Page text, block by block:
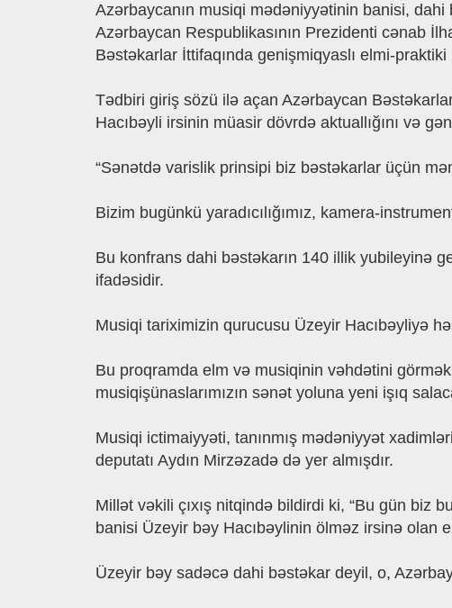
​Azərbaycanın musiqi mədəniyyətinin banisi,
Azərbaycan Respublikasının Prezidenti cənab
Bəstəkarlar İttifaqında genişmiqyaslı elmi-
Tədbiri giriş sözü ilə açan Azərbaycan
Hacıbəyli irsinin müasir dövrdə aktuallığını və
“Sənətdə varislik prinsipi biz bəstəkarlar üçün
Bizim bugünkü yaradıcılığımız, kamera-
Bu konfrans dahi bəstəkarın 140 illik yubileyinə
ifadəsidir.
Musiqi tariximizin qurucusu Üzeyir Hacıbəyliyə
Bu proqramda elm və musiqinin vəhdətini
musiqişünaslarımızın sənət yoluna yeni işıq
Musiqi ictimaiyyəti, tanınmış mədəniyyət
deputatı Aydın Mirzəzadə də yer almışdır.
Millət vəkili çıxış nitqində bildirdi ki, “Bu gün biz
banisi Üzeyir bəy Hacıbəylinin ölməz irsinə olan
Üzeyir bəy sadəcə dahi bəstəkar deyil, o,